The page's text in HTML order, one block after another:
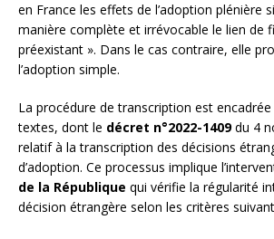
en France les effets de l’adoption plénière
manière complète et irrévocable le lien de
préexistant ». Dans le cas contraire, elle
l’adoption simple.
La procédure de transcription est
textes, dont le décret n°2022-1409du 4
relatif à la transcription des décisions
d’adoption. Ce processus implique
de la République qui vérifie la régularité
décision étrangère selon les critères